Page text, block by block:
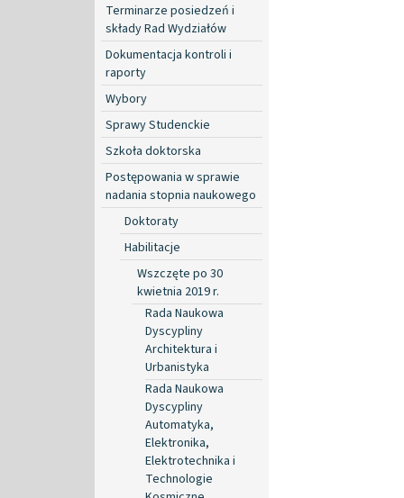
Terminarze posiedzeń i
składy Rad Wydziałów
Dokumentacja kontroli i
raporty
Wybory
Sprawy Studenckie
Szkoła doktorska
Postępowania w sprawie
nadania stopnia naukowego
Doktoraty
Habilitacje
Wszczęte po 30
kwietnia 2019 r.
Rada Naukowa
Dyscypliny
Architektura i
Urbanistyka
Rada Naukowa
Dyscypliny
Automatyka,
Elektronika,
Elektrotechnika i
Technologie